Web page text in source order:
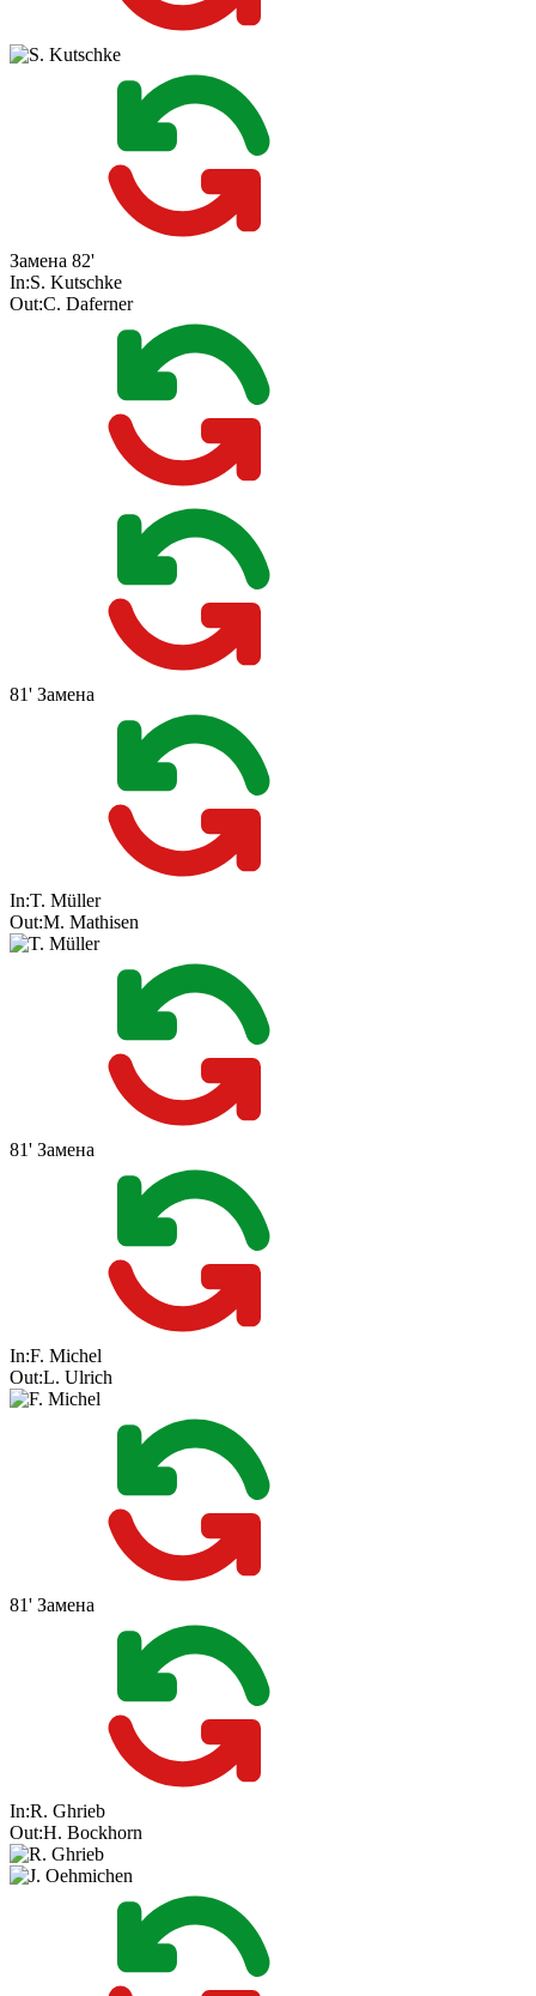
Замена 82'
In:S. Kutschke
Out:C. Daferner
81' Замена
In:T. Müller
Out:M. Mathisen
81' Замена
In:F. Michel
Out:L. Ulrich
81' Замена
In:R. Ghrieb
Out:H. Bockhorn